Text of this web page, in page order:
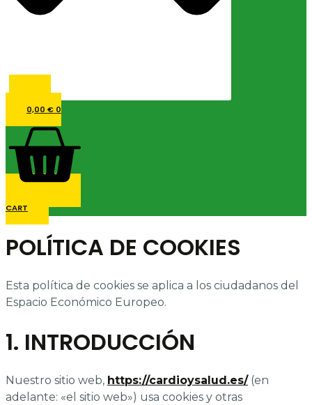
0,00 € 0
CART
POLÍTICA DE COOKIES
Esta política de cookies se aplica a los ciudadanos del
Espacio Económico Europeo.
1. INTRODUCCIÓN
Nuestro sitio web, https://cardioysalud.es/(en
adelante: «el sitio web») usa cookies y otras